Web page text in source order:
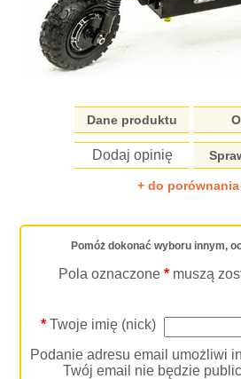
Dane produktu
Dodaj opinię
+ do porównania
Pomóż dokonać wyboru innym,
Pola oznaczone * muszą
*Twoje imię (nick)
Podanie adresu email umożliwi
Twój email nie będzie